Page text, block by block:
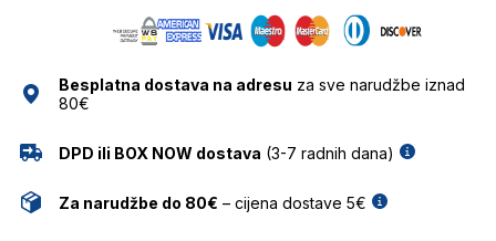
Besplatna dostava na adresu za sve narudžbe iznad
80€
DPD ili BOX NOW dostava (3-7 radnih dana)
Za narudžbe do 80€ – cijena dostave 5€